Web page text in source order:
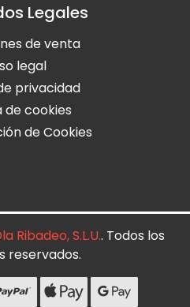
Legales
de venta
legal
privacidad
de cookies
de Cookies
Ribadeo, S.L.U.. Todos los
reservados.